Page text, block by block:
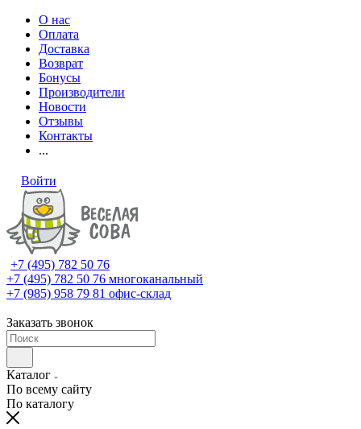
О нас
Оплата
Доставка
Возврат
Бонусы
Производители
Новости
Отзывы
Контакты
...
Войти
+7 (495) 782 50 76
+7 (495) 782 50 76 многоканальный
+7 (985) 958 79 81 офис-склад
Заказать звонок
Каталог
По всему сайту
По каталогу